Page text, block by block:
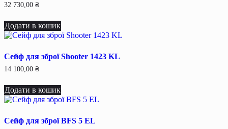
32 730,00 ₴
Додати в кошик
Сейф для зброї Shooter 1423 KL
14 100,00 ₴
Додати в кошик
Сейф для зброї BFS 5 EL